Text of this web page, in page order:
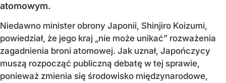
atomowym.
Niedawno minister obrony Japonii, Shinjiro Koizumi,
powiedział, że jego kraj „nie może unikać” rozważenia
zagadnienia broni atomowej. Jak uznał, Japończycy
muszą rozpocząć publiczną debatę w tej sprawie,
ponieważ zmienia się środowisko międzynarodowe,